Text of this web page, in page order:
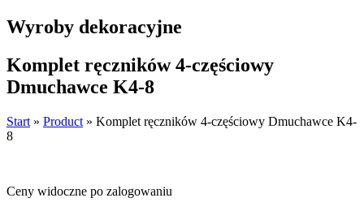
Wyroby dekoracyjne
Komplet ręczników 4-częściowy
Dmuchawce K4-8
Start » Product » Komplet ręczników 4-częściowy Dmuchawce K4-
8
Ceny widoczne po zalogowaniu